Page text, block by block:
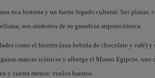
rica historia y un fuerte legado cultural. Sus plazas,
son símbolos de su grandeza arquitectónica.
como el bicerin (una bebida de chocolate y café) y
marcas icónicas y alberga el Museo Egipcio, uno
y cuesta menos: vuelos baratos.